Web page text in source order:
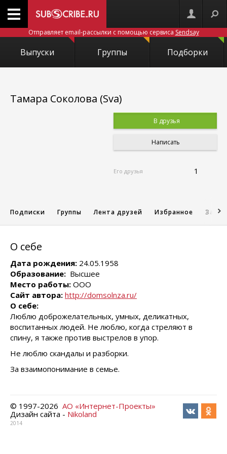
Отправляет email-рассылки с помощью сервиса Sendsay
Выпуски Группы Подборки
Тамара Соколова (Sva)
В друзья
Написать
Его друзья 1
Подписки Группы Лента друзей Избранное
О себе
Дата рождения: 24.05.1958
Образование: Высшее
Место работы: ООО
Сайт автора: http://domsolnza.ru/
О себе:
Люблю доброжелательных, умных, деликатных,
воспитанных людей. Не люблю, когда стреляют в
спину, я также против выстрелов в упор.
Не люблю скандалы и разборки.
За взаимопонимание в семье.
© 1997-2026 АО «Интернет-Проекты»
Дизайн сайта - Nikoland
2014